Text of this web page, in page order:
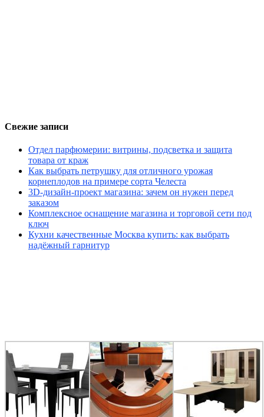
Свежие записи
Отдел парфюмерии: витрины, подсветка и защита
товара от краж
Как выбрать петрушку для отличного урожая
корнеплодов на примере сорта Челеста
3D-дизайн-проект магазина: зачем он нужен перед
заказом
Комплексное оснащение магазина и торговой сети под
ключ
Кухни качественные Москва купить: как выбрать
надёжный гарнитур